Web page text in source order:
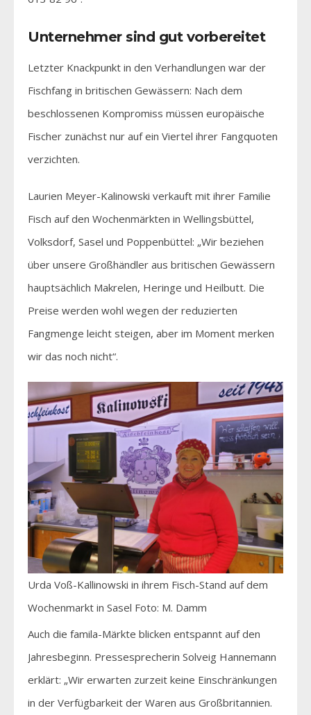
Unternehmer sind gut vorbereitet
Letzter Knackpunkt in den Verhandlungen war der
Fischfang in britischen Gewässern: Nach dem
beschlossenen Kompromiss müssen europäische
Fischer zunächst nur auf ein Viertel ihrer Fangquoten
verzichten.
Laurien Meyer-Kalinowski verkauft mit ihrer Familie
Fisch auf den Wochenmärkten in Wellingsbüttel,
Volksdorf, Sasel und Poppenbüttel: „Wir beziehen
über unsere Großhändler aus britischen Gewässern
hauptsächlich Makrelen, Heringe und Heilbutt. Die
Preise werden wohl wegen der reduzierten
Fangmenge leicht steigen, aber im Moment merken
wir das noch nicht“.
Urda Voß-Kallinowski in ihrem Fisch-Stand auf dem
Wochenmarkt in Sasel Foto: M. Damm
Auch die famila-Märkte blicken entspannt auf den
Jahresbeginn. Pressesprecherin Solveig Hannemann
erklärt: „Wir erwarten zurzeit keine Einschränkungen
in der Verfügbarkeit der Waren aus Großbritannien.